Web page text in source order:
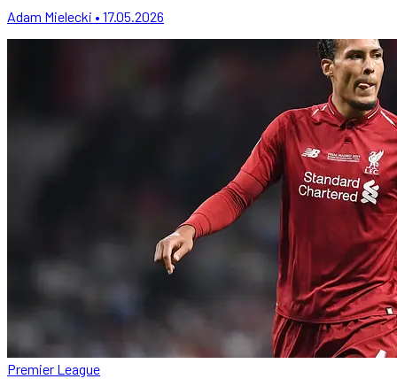
Adam Mielecki • 17.05.2026
Premier League